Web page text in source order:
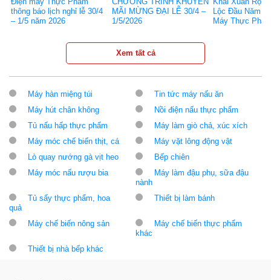
thông báo lịch nghỉ lễ 30/4
– 1/5 năm 2026
MÃI MỪNG ĐẠI LỄ 30/4 –
1/5/2026
Lộc Đầu Năm
Máy Thực
Xem tất cả
Máy hàn miệng túi
Tin tức máy nấu ăn
Máy hút chân không
Nồi điện nấu thực phẩm
Tủ nấu hấp thực phẩm
Máy làm giò chả, xúc xích
Máy móc chế biến thịt, cá
Máy vặt lông động vật
Lò quay nướng gà vịt heo
Bếp chiên
Máy móc nấu rượu bia
Máy làm đậu phụ, sữa đậu
nành
Tủ sấy thực phẩm, hoa
quả
Thiết bị làm bánh
Máy chế biến nông sản
Máy chế biến thực phẩm
khác
Thiết bị nhà bếp khác